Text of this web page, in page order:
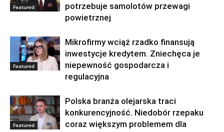
Featured
potrzebuje samolotów przewagi
powietrznej
Featured
Mikrofirmy wciąż rzadko finansują
inwestycje kredytem. Zniechęca je
niepewność gospodarcza i
regulacyjna
Featured
Polska branża olejarska traci
konkurencyjność. Niedobór rzepaku
coraz większym problemem dla